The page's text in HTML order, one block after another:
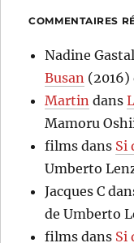
COMMENTAIRES
Nadine
Busan (2016)
Martin dans
Mamoru
films dans Si
Umberto
Jacques C
de Umberto
films dans Si